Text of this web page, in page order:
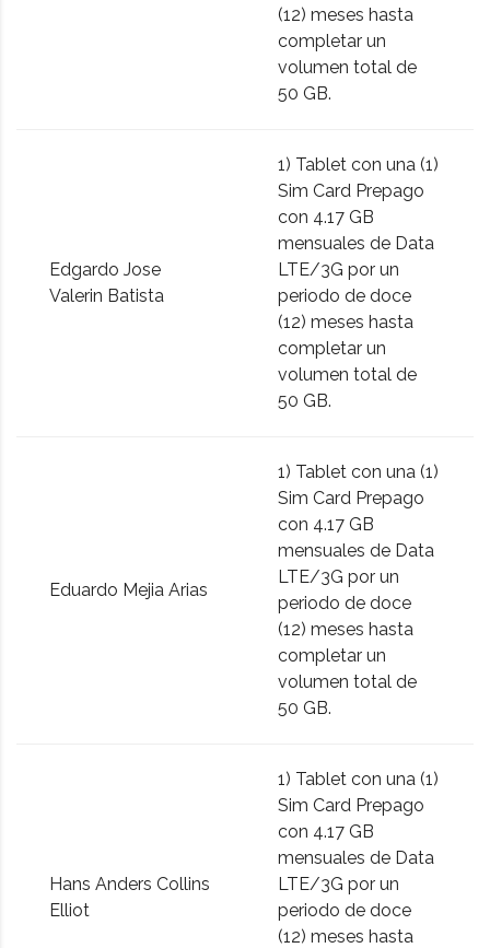
(12) meses hasta
completar un
volumen total de
50 GB.
Edgardo Jose
Valerin Batista
1) Tablet con una (1)
Sim Card Prepago
con 4.17 GB
mensuales de Data
LTE/3G por un
periodo de doce
(12) meses hasta
completar un
volumen total de
50 GB.
Eduardo Mejia Arias
1) Tablet con una (1)
Sim Card Prepago
con 4.17 GB
mensuales de Data
LTE/3G por un
periodo de doce
(12) meses hasta
completar un
volumen total de
50 GB.
Hans Anders Collins
Elliot
1) Tablet con una (1)
Sim Card Prepago
con 4.17 GB
mensuales de Data
LTE/3G por un
periodo de doce
(12) meses hasta